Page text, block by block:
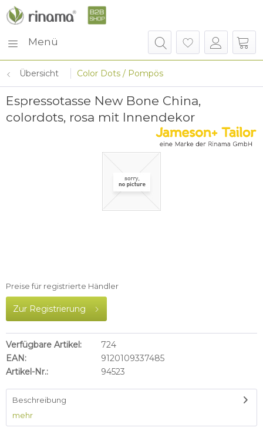
Menü
Übersicht Color Dots / Pompös
Espressotasse New Bone China,
colordots, rosa mit Innendekor
Preise für registrierte Händler
Zur Registrierung
Verfügbare Artikel:
724
EAN:
9120109337485
Artikel-Nr.:
94523
Beschreibung
mehr